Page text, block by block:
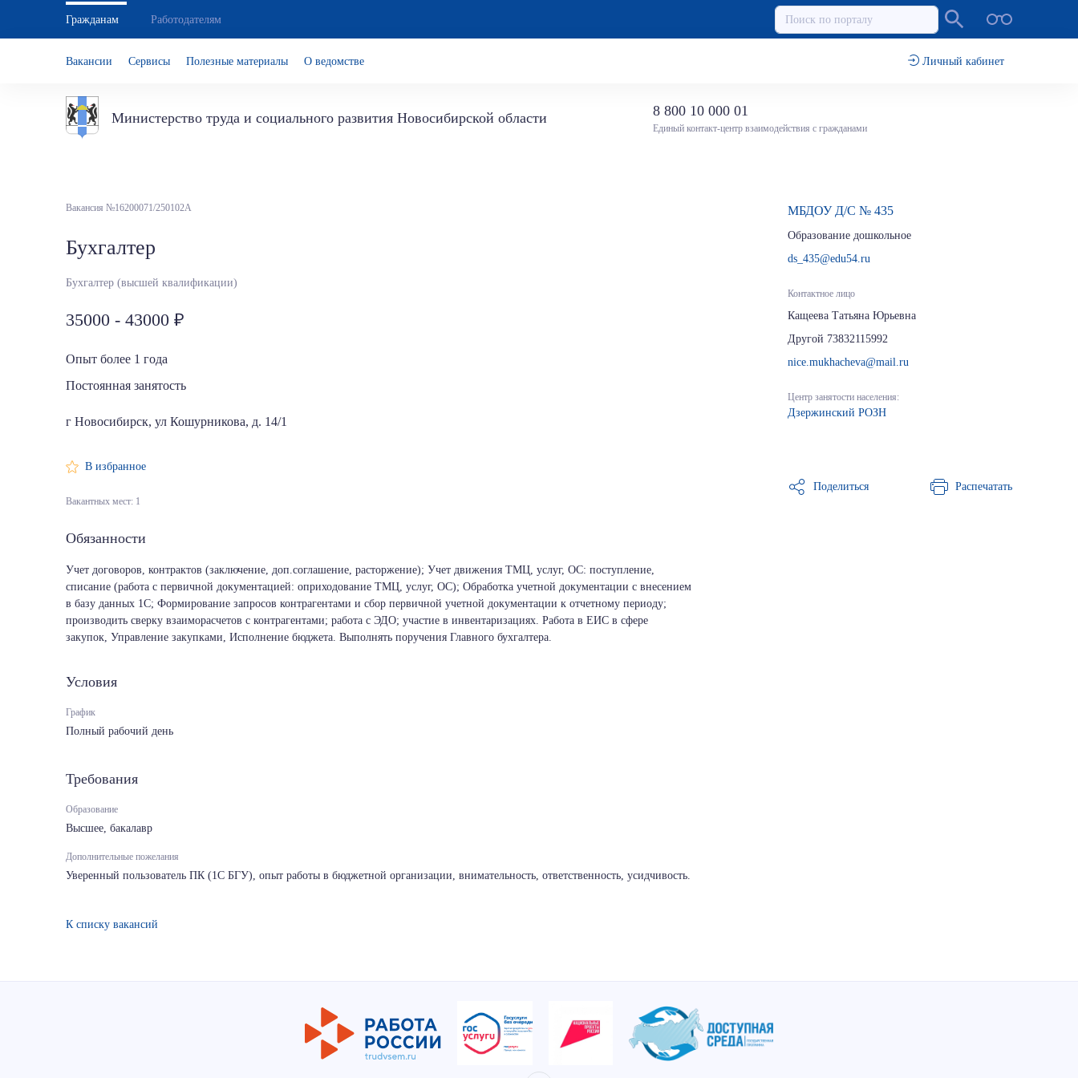
Гражданам Работодателям
Вакансии Сервисы Полезные материалы О ведомстве Личный кабинет
Министерство труда и социального развития Новосибирской области 8 800 10 000 01
Единый контакт-центр взаимодействия с гражданами
Вакансия №16200071/250102А
Бухгалтер
Бухгалтер (высшей квалификации)
35000 - 43000
Опыт более 1 года
Постоянная занятость
г Новосибирск, ул Кошурникова, д. 14/1
В избранное
Вакантных мест: 1
Обязанности
Учет договоров, контрактов (заключение, доп.соглашение, расторжение); Учет движения ТМЦ, услуг, ОС: поступление,
списание (работа с первичной документацией: оприходование ТМЦ, услуг, ОС); Обработка учетной документации с внесением
в базу данных 1С; Формирование запросов контрагентами и сбор первичной учетной документации к отчетному периоду;
производить cверку взаиморасчетов с контрагентами; работа с ЭДО; участие в инвентаризациях. Работа в ЕИС в сфере
закупок, Управление закупками, Исполнение бюджета. Выполнять поручения Главного бухгалтера.
Условия
График
Полный рабочий день
Требования
Образование
Высшее, бакалавр
Дополнительные пожелания
Уверенный пользователь ПК (1С БГУ), опыт работы в бюджетной организации, внимательность, ответственность, усидчивость.
К списку вакансий
МБДОУ Д/С № 435
Образование дошкольное
ds_435@edu54.ru
Контактное лицо
Кащеева Татьяна Юрьевна
Другой 73832115992
nice.mukhacheva@mail.ru
Центр занятости населения:
Дзержинский РОЗН
Поделиться Распечатать